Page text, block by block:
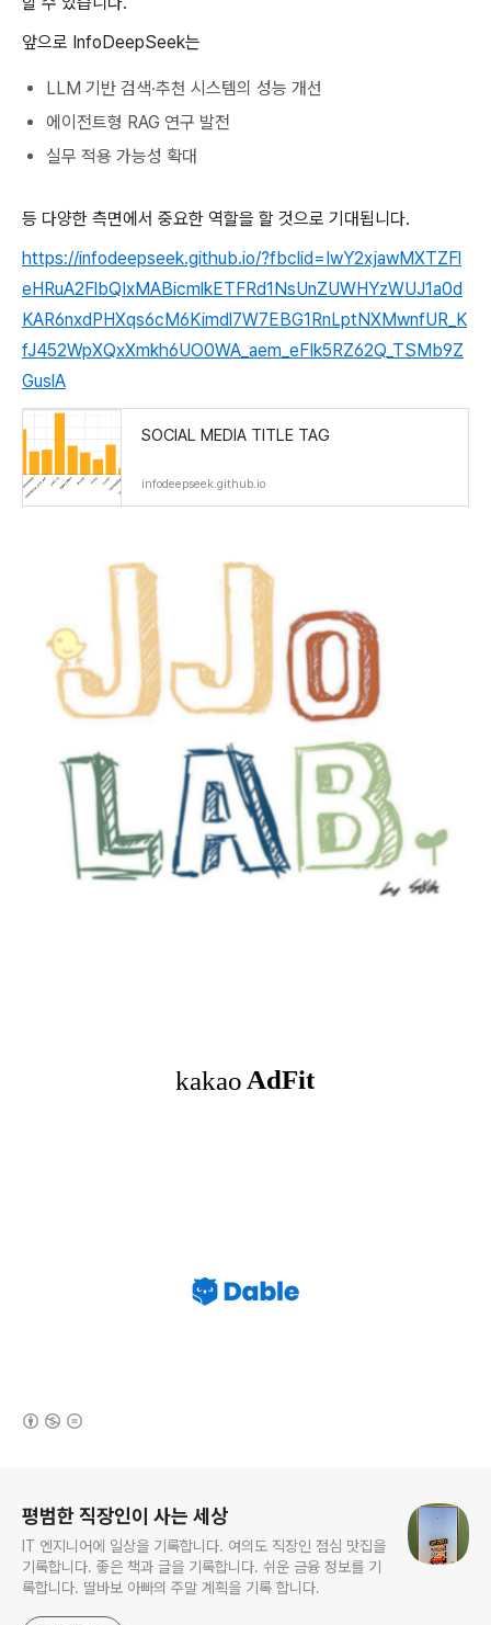
앞으로 InfoDeepSeek는
LLM 기반 검색·추천 시스템의 성능 개선
에이전트형 RAG 연구 발전
실무 적용 가능성 확대
등 다양한 측면에서 중요한 역할을 할 것으로 기대됩니다.
https://infodeepseek.github.io/?fbclid=IwY2xjawMXTZFl
eHRuA2FlbQIxMABicmlkETFRd1NsUnZUWHYzWUJ1a0d
KAR6nxdPHXqs6cM6Kimdl7W7EBG1RnLptNXMwnfUR_K
fJ452WpXQxXmkh6UO0WA_aem_eFIk5RZ62Q_TSMb9Z
GuslA
SOCIAL MEDIA TITLE TAG
infodeepseek.github.io
평범한 직장인이 사는 세상
IT 엔지니어에 일상을 기록합니다. 여의도 직장인 점심 맛집을
기록합니다. 좋은 책과 글을 기록합니다. 쉬운 금융 정보를 기
록합니다. 딸바보 아빠의 주말 계획을 기록 합니다.